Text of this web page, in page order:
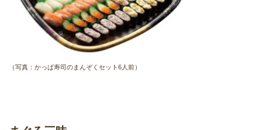
（写真：かっぱ寿司のまんぞくセット6人前）